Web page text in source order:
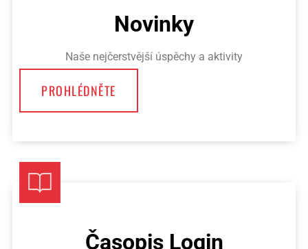
Novinky
Naše nejčerstvější úspěchy a aktivity
PROHLÉDNĚTE
Časopis Login